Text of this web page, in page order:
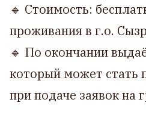
🔹 Стоимость:
проживания в г.о.
🔹 По окончании
который может стать
при подаче заявок на